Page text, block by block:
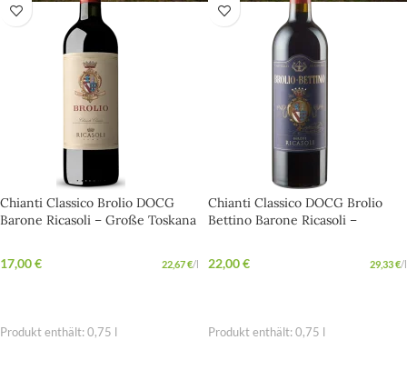
Chianti Classico Brolio DOCG
Barone Ricasoli – Große Toskana
17,00€ 22,67€/l
Produkt enthält: 0,75
Chianti Classico DOCG Brolio
Bettino Barone Ricasoli –
22,00€ 29,33€/l
Produkt enthält: 0,75